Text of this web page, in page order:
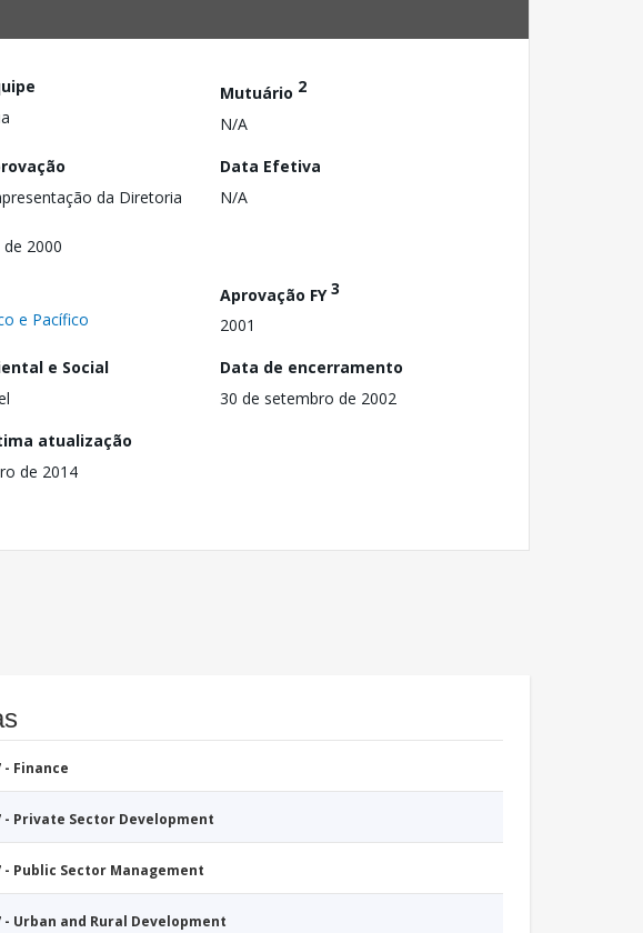
Mutuário 2
N/A
da Diretoria
2000
Data Efetiva
N/A
e Pacífico
Aprovação FY3
2001
e Social
Data de encerramento
30 de setembro de 2002
atualização
de 2014
- Finance
- Private Sector Development
- Public Sector Management
- Urban and Rural Development